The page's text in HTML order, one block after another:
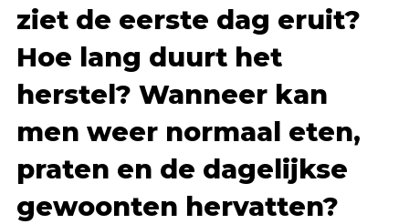
ziet de eerste dag eruit?
Hoe lang duurt het
herstel? Wanneer kan
men weer normaal eten,
praten en de dagelijkse
gewoonten hervatten?